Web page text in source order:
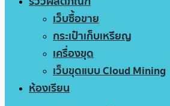
เว็บซื้อขาย
กระเป๋าเก็บเหรียญ
เครื่องขุด
เว็บขุดแบบ Cloud Mining
ห้องเรียน